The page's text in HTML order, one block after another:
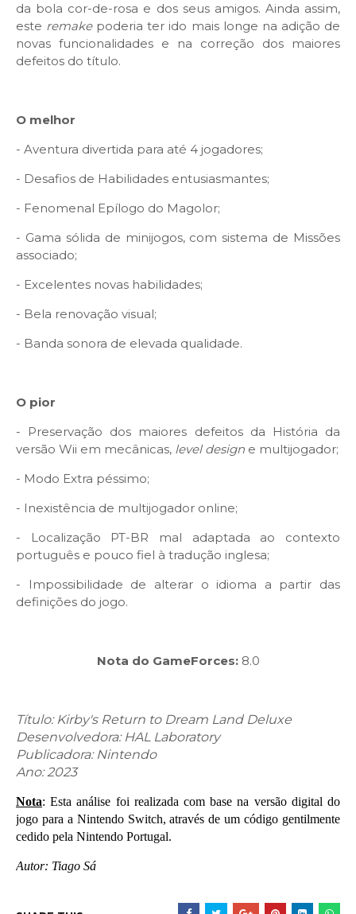
da bola cor-de-rosa e dos seus amigos. Ainda assim,
este remakepoderia ter ido mais longe na adição de
novas funcionalidades e na correção dos maiores
defeitos do título.
O melhor
- Aventura divertida para até 4 jogadores;
- Desafios de Habilidades entusiasmantes;
- Fenomenal Epílogo do Magolor;
- Gama sólida de minijogos, com sistema de Missões
associado;
- Excelentes novas habilidades;
- Bela renovação visual;
- Banda sonora de elevada qualidade.
O pior
- Preservação dos maiores defeitos da História da
versão Wii em mecânicas, level design e multijogador;
- Modo Extra péssimo;
- Inexistência de multijogador online;
- Localização PT-BR mal adaptada ao contexto
português e pouco fiel à tradução inglesa;
- Impossibilidade de alterar o idioma a partir das
definições do jogo.
Nota do GameForces:8.0
Título: Kirby's Return to Dream Land Deluxe
Desenvolvedora: HAL Laboratory
Publicadora: Nintendo
Ano:2023
Nota: Esta análise foi realizada com base na versão digital do
jogo para a Nintendo Switch, através de um código gentilmente
cedido pela Nintendo Portugal.
Autor: Tiago Sá